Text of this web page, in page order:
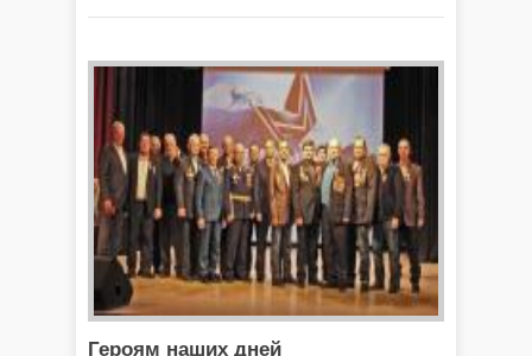
военные годы.
Героям наших дней